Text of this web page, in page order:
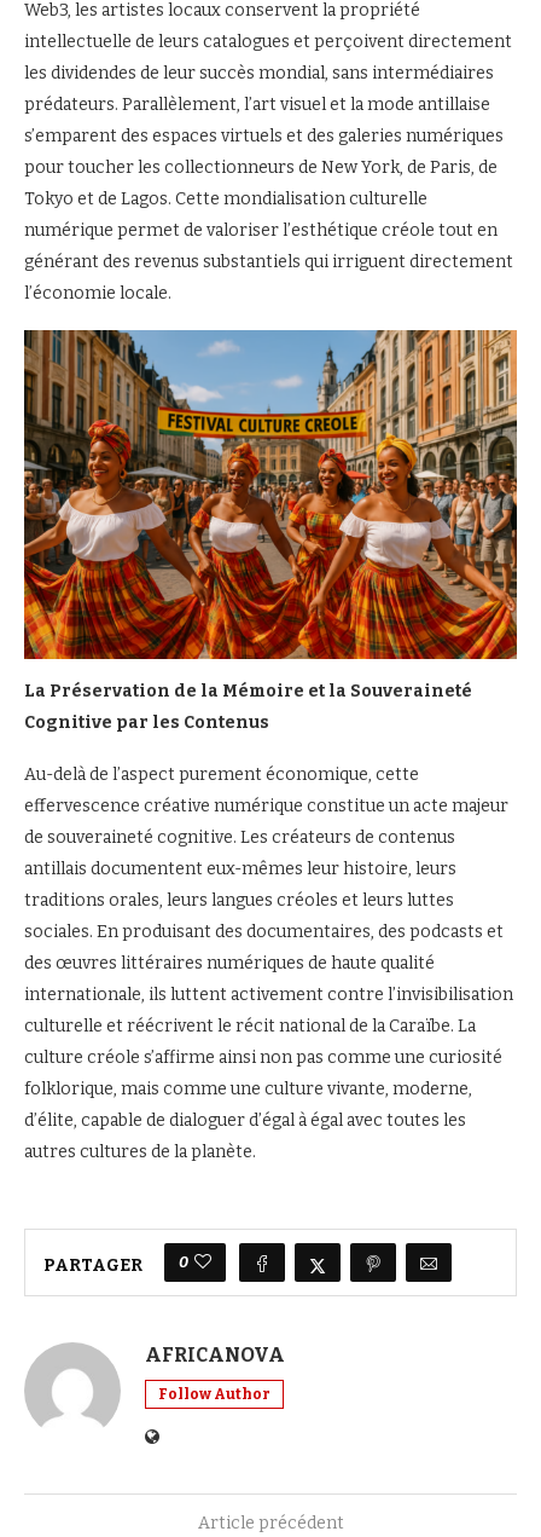
Web3, les artistes locaux conservent la propriété
intellectuelle de leurs catalogues et perçoivent directement
les dividendes de leur succès mondial, sans intermédiaires
prédateurs. Parallèlement, l’art visuel et la mode antillaise
s’emparent des espaces virtuels et des galeries numériques
pour toucher les collectionneurs de New York, de Paris, de
Tokyo et de Lagos. Cette mondialisation culturelle
numérique permet de valoriser l’esthétique créole tout en
générant des revenus substantiels qui irriguent directement
l’économie locale.
La Préservation de la Mémoire et la Souveraineté
Cognitive par les Contenus
Au-delà de l’aspect purement économique, cette
effervescence créative numérique constitue un acte majeur
de souveraineté cognitive. Les créateurs de contenus
antillais documentent eux-mêmes leur histoire, leurs
traditions orales, leurs langues créoles et leurs luttes
sociales. En produisant des documentaires, des podcasts et
des œuvres littéraires numériques de haute qualité
internationale, ils luttent activement contre l’invisibilisation
culturelle et réécrivent le récit national de la Caraïbe. La
culture créole s’affirme ainsi non pas comme une curiosité
folklorique, mais comme une culture vivante, moderne,
d’élite, capable de dialoguer d’égal à égal avec toutes les
autres cultures de la planète.
PARTAGER 0
AFRICANOVA
Follow Author
Article précédent